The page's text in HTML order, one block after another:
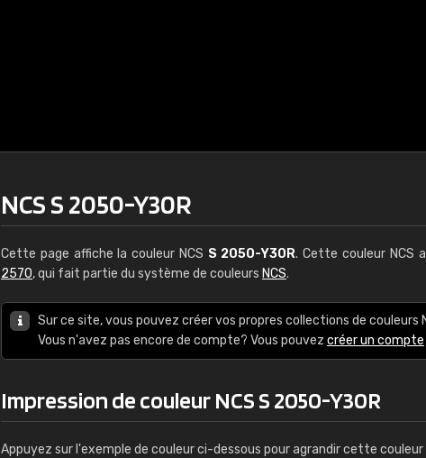
NCS S 2050-Y30R
Cette page affiche la couleur NCS S 2050-Y30R. Cette couleur NCS
2570, qui fait partie du système de couleurs NCS.
Sur ce site, vous pouvez créer vos propres collections de couleurs
Vous n'avez pas encore de compte? Vous pouvez créer un compte
Impression de couleur NCS S 2050-Y30R
Appuyez sur l'exemple de couleur ci-dessous pour agrandir cette couleur